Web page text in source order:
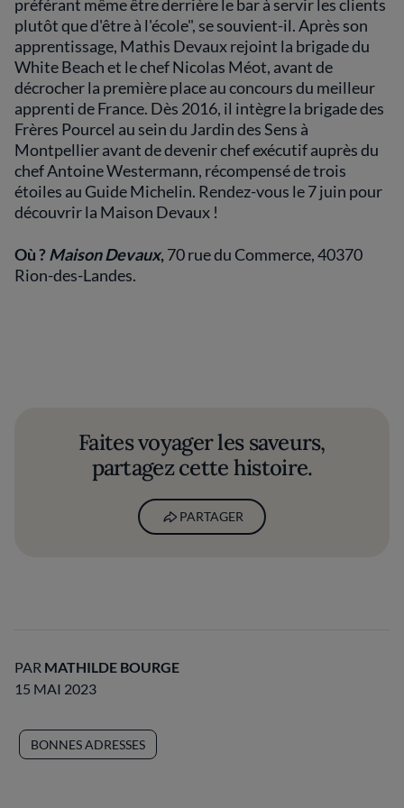
préférant même être derrière le bar à servir les clients
plutôt que d'être à l'école", se souvient-il. Après son
apprentissage, Mathis Devaux rejoint la brigade du
White Beach et le chef Nicolas Méot, avant de
décrocher la première place au concours du meilleur
apprenti de France. Dès 2016, il intègre la brigade des
Frères Pourcel au sein du Jardin des Sens à
Montpellier avant de devenir chef exécutif auprès du
chef Antoine Westermann, récompensé de trois
étoiles au Guide Michelin. Rendez-vous le 7 juin pour
découvrir la Maison Devaux !
Où ? Maison Devaux, 70 rue du Commerce, 40370
Rion-des-Landes.
Faites voyager les saveurs,
partagez cette histoire.
PARTAGER
PAR MATHILDE BOURGE
15 MAI 2023
BONNES ADRESSES